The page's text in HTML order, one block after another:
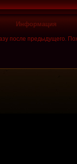
Информация
после предыдущего.